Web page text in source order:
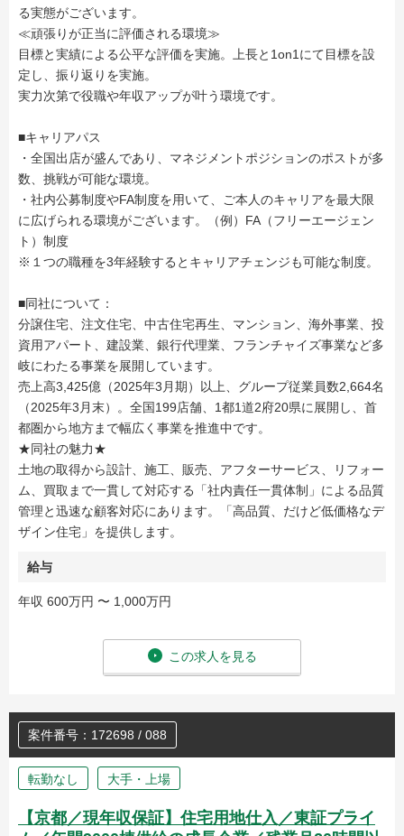
る実態がございます。
≪頑張りが正当に評価される環境≫
目標と実績による公平な評価を実施。上長と1on1にて目標を設
定し、振り返りを実施。
実力次第で役職や年収アップが叶う環境です。
■キャリアパス
・全国出店が盛んであり、マネジメントポジションのポストが多
数、挑戦が可能な環境。
・社内公募制度やFA制度を用いて、ご本人のキャリアを最大限
に広げられる環境がございます。（例）FA（フリーエージェン
ト）制度
※１つの職種を3年経験するとキャリアチェンジも可能な制度。
■同社について：
分譲住宅、注文住宅、中古住宅再生、マンション、海外事業、投
資用アパート、建設業、銀行代理業、フランチャイズ事業など多
岐にわたる事業を展開しています。
売上高3,425億（2025年3月期）以上、グループ従業員数2,664名
（2025年3月末）。全国199店舗、1都1道2府20県に展開し、首
都圏から地方まで幅広く事業を推進中です。
★同社の魅力★
土地の取得から設計、施工、販売、アフターサービス、リフォー
ム、買取まで一貫して対応する「社内責任一貫体制」による品質
管理と迅速な顧客対応にあります。「高品質、だけど低価格なデ
ザイン住宅」を提供します。
給与
年収 600万円 〜 1,000万円
この求人を見る
案件番号：172698 / 088
転勤なし 大手・上場
【京都／現年収保証】住宅用地仕入／東証プライ